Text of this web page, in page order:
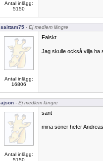
Antal inlägg:
5150
saittam75 - Ej medlem längre
Antal inlägg:
16806
Falskt
Jag skulle också vilja ha
ajson - Ej medlem längre
Antal inlägg:
5150
sant
mina söner heter